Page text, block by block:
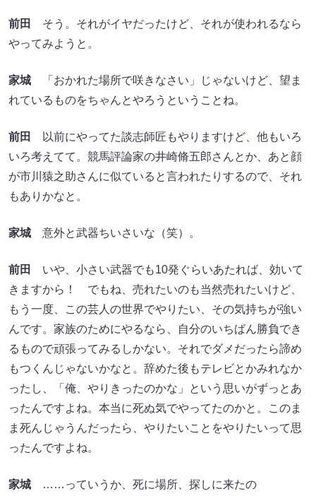
前田
そう。それがイヤだったけど、それが使われるなら
やってみようと。
家城 「おかれた場所で咲きなさい」じゃないけど、望ま
れているものをちゃんとやろうということね。
前田
以前にやってた談志師匠もやりますけど、他もいろ
いろ考えてて。競馬評論家の井崎脩五郎さんとか、あと顔
が市川猿之助さんに似ていると言われたりするので、それ
もありかなと。
家城 意外と武器ちいさいな（笑）。
前田
いや、小さい武器でも10発ぐらいあたれば、効いて
きますから！ でもね、売れたいのも当然売れたいけど、
もう一度、この芸人の世界でやりたい、その気持ちが強い
んです。家族のためにやるなら、自分のいちばん勝負でき
るもので頑張ってみるしかない。それでダメだったら諦め
もつくんじゃないかなと。辞めた後もテレビとかみれなか
ったし、「俺、やりきったのかな」という思いがずっとあ
ったんですよね。本当に死ぬ気でやってたのかと。このま
ま死んじゃうんだったら、やりたいことをやりたいって思
ったんですよね。
家城 ……っていうか、死に場所、探しに来たの